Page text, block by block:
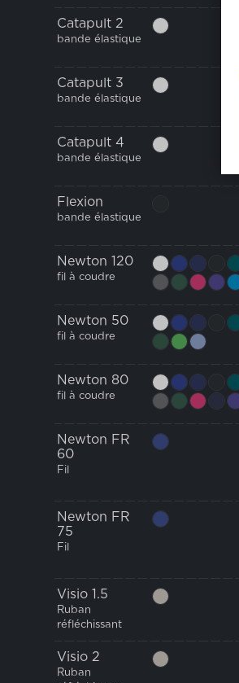
Catapult 2
bande élastique
Catapult 3
bande élastique
Catapult 4
bande élastique
Flexion
bande élastique
Newton 120
fil à coudre
Newton 50
fil à coudre
Newton 80
fil à coudre
Newton FR
60
Fil
Newton FR
75
Fil
Visio 1.5
Ruban
réfléchissant
Visio 2
Ruban